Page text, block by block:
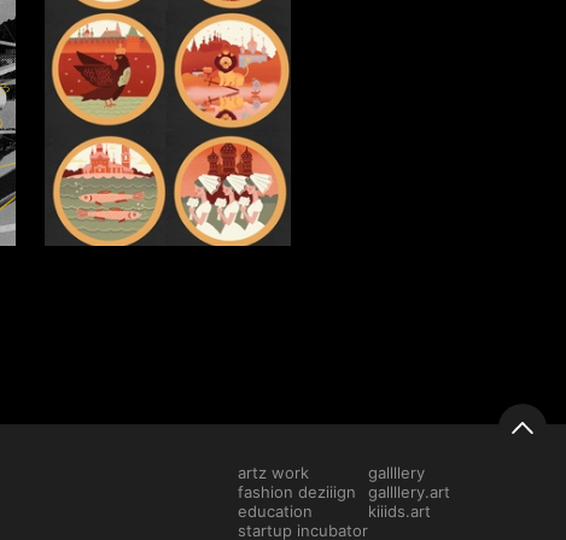
Yaroslava Murashko 17
artz work
fashion deziiign
education
startup incubator
gallllery
gallllery.art
kiiids.art